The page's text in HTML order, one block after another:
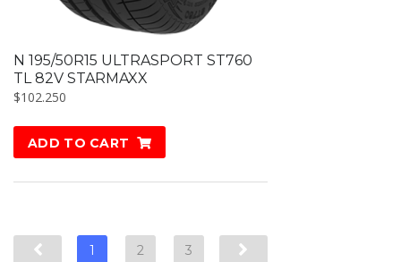
N 195/50R15 ULTRASPORT ST760
TL 82V STARMAXX
$102.250
ADD TO CART
1 2 3